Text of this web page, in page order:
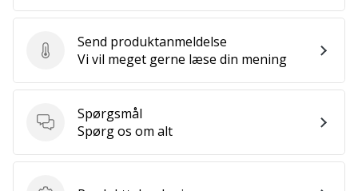
Send produktanmeldelse
Send produktanmeldelse
Vi vil meget gerne læse din mening
Spørgsmål
Spørgsmål
Spørg os om alt